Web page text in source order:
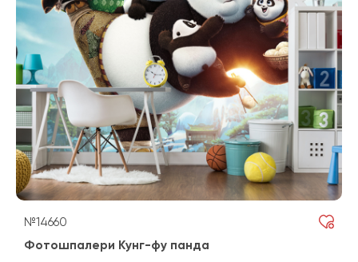
№14660
Фотошпалери Кунг-фу панда